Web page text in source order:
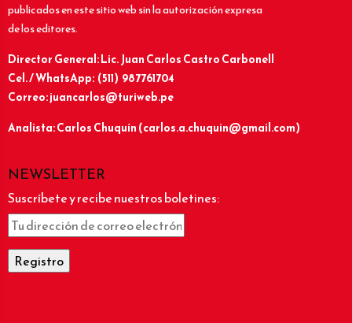
publicados en este sitio web sin la autorización expresa
de los editores.
Director General: Lic.Juan Carlos Castro Carbonell
Cel. / WhatsApp: (511) 987761704
Correo: juancarlos@turiweb.pe
Analista: Carlos Chuquín (carlos.a.chuquin@gmail.com)
NEWSLETTER
Suscríbete y recibe nuestros boletines: